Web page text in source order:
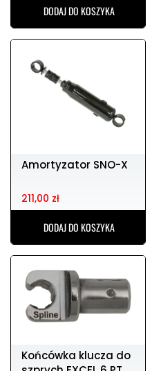
DODAJ DO KOSZYKA
Amortyzator SNO-X
211,00 zł
DODAJ DO KOSZYKA
Końcówka klucza do